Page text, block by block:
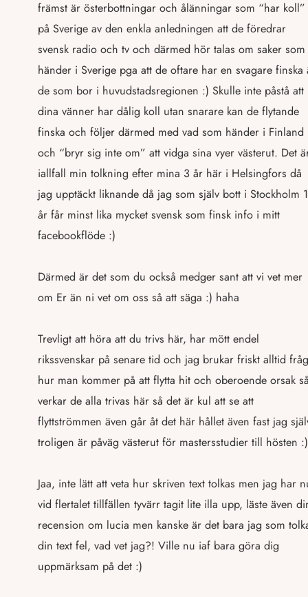
främst är österbottningar och ålänningar som “har koll”
på Sverige av den enkla anledningen att de föredrar
svensk radio och tv och därmed hör talas om saker som
händer i Sverige pga att de oftare har en svagare finska
de som bor i huvudstadsregionen :) Skulle inte påstå att
dina vänner har dålig koll utan snarare kan de flytande
finska och följer därmed med vad som händer i Finland
och “bryr sig inte om” att vidga sina vyer västerut. Det
iallfall min tolkning efter mina 3 år här i Helsingfors då
jag upptäckt liknande då jag som själv bott i Stockholm 1
år får minst lika mycket svensk som finsk info i mitt
facebookflöde :)
Därmed är det som du också medger sant att vi vet mer
om Er än ni vet om oss så att säga :) haha
Trevligt att höra att du trivs här, har mött endel
rikssvenskar på senare tid och jag brukar friskt alltid
hur man kommer på att flytta hit och oberoende orsak
verkar de alla trivas här så det är kul att se att
flyttströmmen även går åt det här hållet även fast jag
troligen är påväg västerut för mastersstudier till hösten :)
Jaa, inte lätt att veta hur skriven text tolkas men jag har
vid flertalet tillfällen tyvärr tagit lite illa upp, läste även
recension om lucia men kanske är det bara jag som
din text fel, vad vet jag?! Ville nu iaf bara göra dig
uppmärksam på det :)